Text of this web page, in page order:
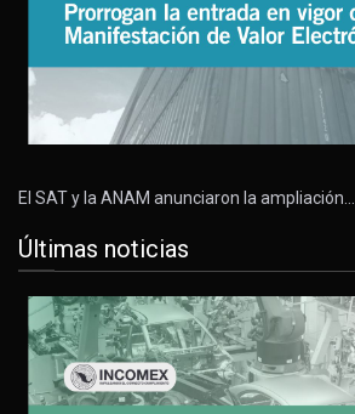
El SAT y la ANAM anunciaron la ampliación…
Últimas noticias